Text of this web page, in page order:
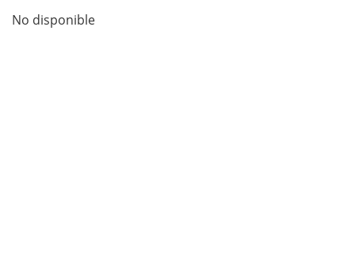
No disponible